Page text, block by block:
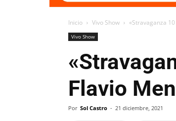
Inicio Vivo Show «Stravaganza
Vivo Show
Flavio
Por Sol Castro - 21 diciembre, 2021